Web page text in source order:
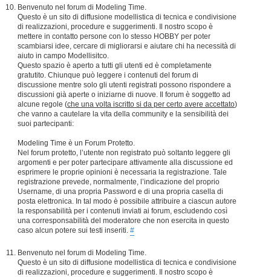
Benvenuto nel forum di Modeling Time.
Questo è un sito di diffusione modellistica di tecnica e condivisione
di realizzazioni, procedure e suggerimenti. Il nostro scopo è
mettere in contatto persone con lo stesso HOBBY per poter
scambiarsi idee, cercare di migliorarsi e aiutare chi ha necessità di
aiuto in campo Modellisitco.
Questo spazio è aperto a tutti gli utenti ed è completamente
gratutito. Chiunque può leggere i contenuti del forum di
discussione mentre solo gli utenti registrati possono rispondere a
discussioni già aperte o iniziarne di nuove. Il forum è soggetto ad
alcune regole (che una volta iscritto si da per certo avere accettato)
che vanno a cautelare la vita della community e la sensibilità dei
suoi partecipanti:
Modeling Time è un Forum Protetto.
Nel forum protetto, l’utente non registrato può soltanto leggere gli
argomenti e per poter partecipare attivamente alla discussione ed
esprimere le proprie opinioni è necessaria la registrazione. Tale
registrazione prevede, normalmente, l’indicazione del proprio
Username, di una propria Password e di una propria casella di
posta elettronica. In tal modo è possibile attribuire a ciascun autore
la responsabilità per i contenuti inviati ai forum, escludendo così
una corresponsabilità del moderatore che non esercita in questo
caso alcun potere sui testi inseriti. #
Benvenuto nel forum di Modeling Time.
Questo è un sito di diffusione modellistica di tecnica e condivisione
di realizzazioni, procedure e suggerimenti. Il nostro scopo è